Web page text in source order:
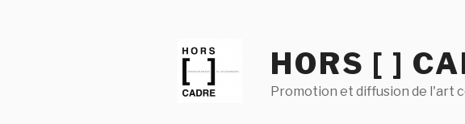
HORS [ ]
Promotion et diffusion de l'art